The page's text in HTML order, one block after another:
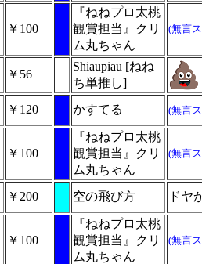
￥100
『ねねプロ太桃
観賞担当』クリ
ム丸ちゃん
(無言
￥56
Shiaupiau [ねね
ち単推し]
￥120 かすてる (無言
￥100
『ねねプロ太桃
観賞担当』クリ
ム丸ちゃん
(無言
￥200 空の飛び方 ドヤ
￥100
『ねねプロ太桃
観賞担当』クリ
ム丸ちゃん
(無言